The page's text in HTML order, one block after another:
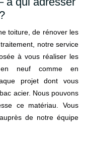
toiture, de rénover les
notre service
à vous réaliser les
en neuf comme en
projet dont vous
acier. Nous pouvons
ce matériau. Vous
de notre équipe